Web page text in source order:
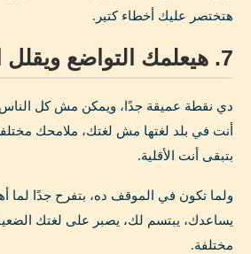
هتختصر عليك أخطاء كتير.
7. هيعلمك التواضع ويقلل العنصرية جواك
دي نقطة عميقة جدًا، ويمكن مش كل الناس
أنت في بلد لغتها مش لغتك، ملامحك
بتبقى أنت الأقلية.
ولما تكون في الموقف ده، بتفرح جدًا لما
يساعدك، يبتسم لك، يصبر على لغتك
مختلفة.